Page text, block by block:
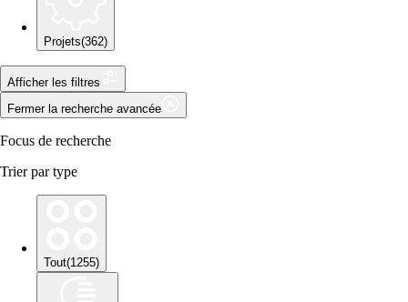
Projets(362)
Afficher les filtres
Fermer la recherche avancée
Focus de recherche
Trier par type
Tout(1255)